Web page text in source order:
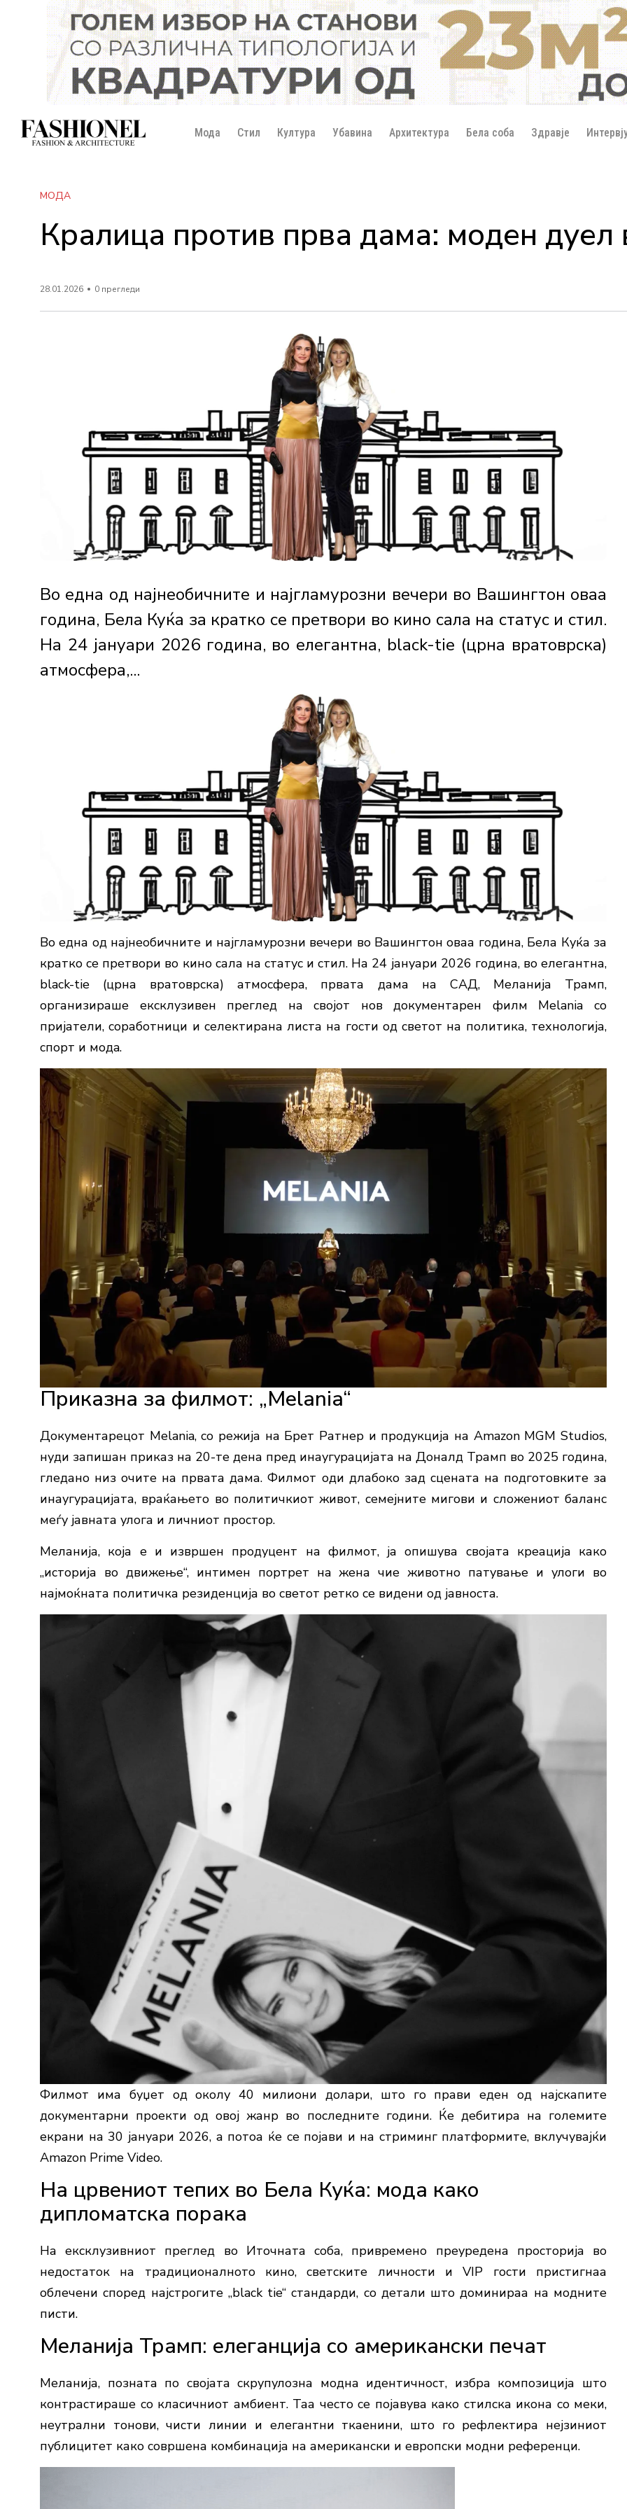
Мода Стил Култура Убавина Архитектура Бела соба Здравје
МОДА
Кралица против прва дама: моден дуел
28.01.2026 0 прегледи
Во една од најнеобичните и најгламурозни вечери во Вашингтон оваа
година, Бела Куќа за кратко се претвори во кино сала на статус и стил.
На 24 јануари 2026 година, во елегантна, black-tie (црна вратоврска)
атмосфера,...
Во една од најнеобичните и најгламурозни вечери во Вашингтон оваа година, Бела Куќа за
кратко се претвори во кино сала на статус и стил. На 24 јануари 2026 година, во елегантна,
black-tie (црна вратоврска) атмосфера, првата дама на САД, Меланија Трамп,
организираше ексклузивен преглед на својот нов документарен филм Melania со
пријатели, соработници и селектирана листа на гости од светот на политика, технологија,
спорт и модa.
Приказна за филмот: „Melania“
Документарецот Melania, со режија на Брет Ратнер и продукција на Amazon MGM Studios,
нуди запишан приказ на 20-те дена пред инаугурацијата на Доналд Трамп во 2025 година,
гледано низ очите на првата дама. Филмот оди длабоко зад сцената на подготовките за
инаугурацијата, враќањето во политичкиот живот, семејните мигови и сложениот баланс
меѓу јавната улога и личниот простор.
Меланија, која е и извршен продуцент на филмот, ја опишува својата креација како
„историја во движење“, интимен портрет на жена чие животно патување и улоги во
најмоќната политичка резиденција во светот ретко се видени од јавноста.
Филмот има буџет од околу 40 милиони долари, што го прави еден од најскапите
документарни проекти од овој жанр во последните години. Ќе дебитира на големите
екрани на 30 јануари 2026, а потоа ќе се појави и на стриминг платформите, вклучувајќи
Amazon Prime Video.
На црвениот тепих во Бела Куќа: мода како
дипломатска порака
На ексклузивниот преглед во Иточната соба, привремено преуредена просторија во
недостаток на традиционалното кино, светските личности и VIP гости пристигнаа
облечени според најстрогите „black tie“ стандарди, со детали што доминираа на модните
писти.
Меланија Трамп: елеганција со американски печат
Меланија, позната по својата скрупулозна модна идентичност, избра композиција што
контрастираше со класичниот амбиент. Таа често се појавува како стилска икона со меки,
неутрални тонови, чисти линии и елегантни ткаенини, што го рефлектира нејзиниот
публицитет како совршена комбинација на американски и европски модни референци.